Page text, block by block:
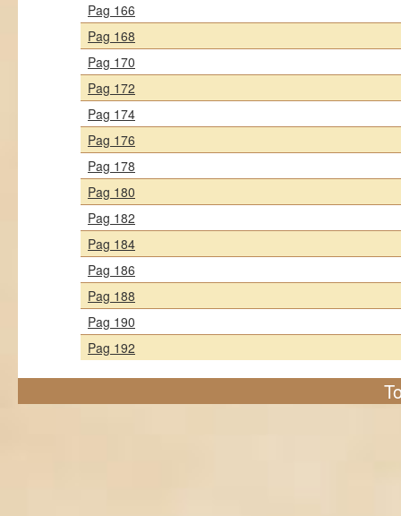
Pag 166
Pag 168
Pag 170
Pag 172
Pag 174
Pag 176
Pag 178
Pag 180
Pag 182
Pag 184
Pag 186
Pag 188
Pag 190
Pag 192